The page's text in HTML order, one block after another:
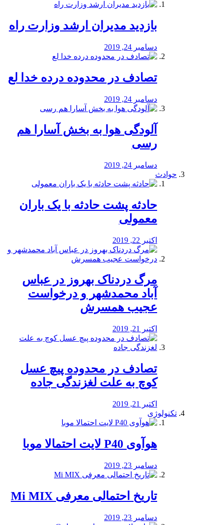
بازدید مدیران ارشد وزارت راه
دسامبر 24, 2019
تصادف در محدوده درده خدا لع
دسامبر 24, 2019
آلودگی هوا به بخش آسارا هم
رسی
دسامبر 24, 2019
حوادث
️حادثه پشت حادثه با یک باران
معمولی
اکتبر 22, 2019
مرگ دردناک بهروز در عباس
آباد محمدشهر و درخواست
عجیب همسرش
اکتبر 21, 2019
تصادف در محدوده پیچ عسل
کوچ به علت لغزندگی جاده
اکتبر 21, 2019
تکنولوژی
هوآوی P40 لایت احتمالا موبا
دسامبر 23, 2019
تاریخ احتمالی معرفی Mi MIX
دسامبر 23, 2019